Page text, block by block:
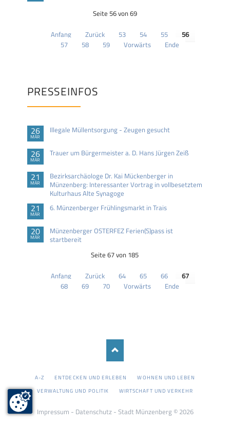
Seite 56 von 69
Anfang Zurück 53 54 55
56
57
58 59 Vorwärts Ende
PRESSEINFOS
26
MÄR
Illegale Müllentsorgung - Zeugen gesucht
26
MÄR
Trauer um Bürgermeister a. D. Hans Jürgen Zeiß
21
MÄR
Bezirksarchäologe Dr. Kai Mückenberger in
Münzenberg: Interessanter Vortrag in vollbesetztem
Kulturhaus Alte Synagoge
21
MÄR
6. Münzenberger Frühlingsmarkt in Trais
20
MÄR
Münzenberger OSTERFEZ Ferien(S)pass ist
startbereit
Seite 67 von 185
Anfang Zurück 64 65 66
67
68
69 70 Vorwärts Ende
NAVIGATION
A-Z ENTDECKEN UND ERLEBEN
WOHNEN UND LEBEN
VERWALTUNG UND POLITIK
WIRTSCHAFT UND VERKEHR
Impressum - Datenschutz- Stadt Münzenberg © 2026